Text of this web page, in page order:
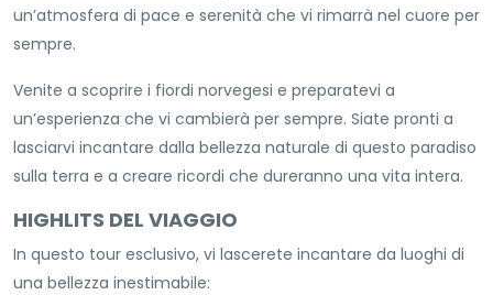
un’atmosfera di pace e serenità che vi rimarrà nel cuore per
sempre.
Venite a scoprire i fiordi norvegesi e preparatevi a
un’esperienza che vi cambierà per sempre. Siate pronti a
lasciarvi incantare dalla bellezza naturale di questo paradiso
sulla terra e a creare ricordi che dureranno una vita intera.
HIGHLITS DEL VIAGGIO
In questo tour esclusivo, vi lascerete incantare da luoghi di
una bellezza inestimabile: